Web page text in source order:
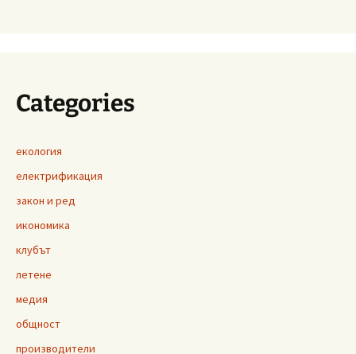
Categories
екология
електрификация
закон и ред
икономика
клубът
летене
медия
общност
производители